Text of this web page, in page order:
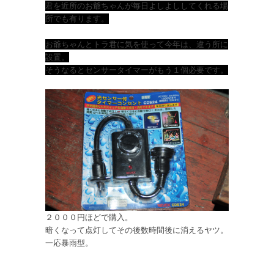
君を近所のお爺ちゃんが毎日よしよししてくれる場
所でも有ります。
お爺ちゃんとトラ君に気を使って今年は、違う所に
設置。
そうなるとセンサータイマーがもう１個必要です。
２０００円ほどで購入。
暗くなって点灯してその後数時間後に消えるヤツ。
一応暴雨型。